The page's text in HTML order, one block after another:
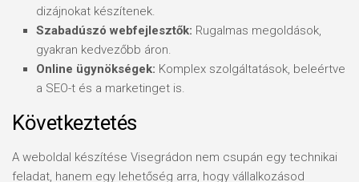
dizájnokat készítenek.
Szabadúszó webfejlesztők: Rugalmas megoldások,
gyakran kedvezőbb áron.
Online ügynökségek: Komplex szolgáltatások, beleértve
a SEO-t és a marketinget is.
Következtetés
A weboldal készítése Visegrádon nem csupán egy technikai
feladat, hanem egy lehetőség arra, hogy vállalkozásod